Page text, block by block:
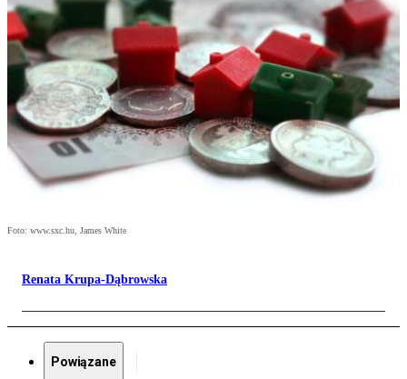
Foto: www.sxc.hu, James White
Renata Krupa-Dąbrowska
Powiązane